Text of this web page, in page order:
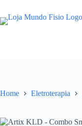
para
o
Home Eletroterapia